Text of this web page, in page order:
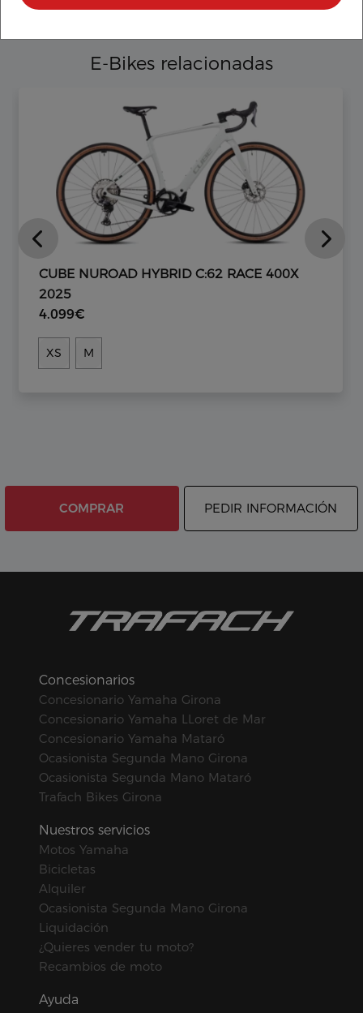
E-Bikes relacionadas
CUBE NUROAD HYBRID C:62 RACE 400X
2025
4.099€
XS M
COMPRAR PEDIR INFORMACIÓN
Concesionarios
Concesionario Yamaha Girona
Concesionario Yamaha LLoret de Mar
Concesionario Yamaha Mataró
Ocasionista Segunda Mano Girona
Ocasionista Segunda Mano Mataró
Trafach Bikes Girona
Nuestros servicios
Motos Yamaha
Bicicletas
Alquiler
Ocasionista Segunda Mano Girona
Liquidación
¿Quieres vender tu moto?
Recambios de moto
Ayuda